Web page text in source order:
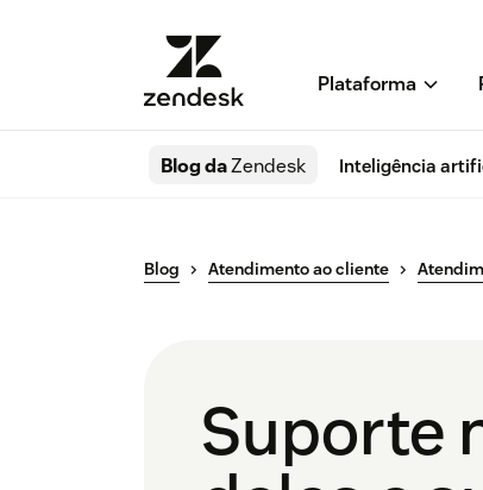
Plataforma
Blog daZendesk Inteligência
Blog Atendimento ao cliente
Suporte